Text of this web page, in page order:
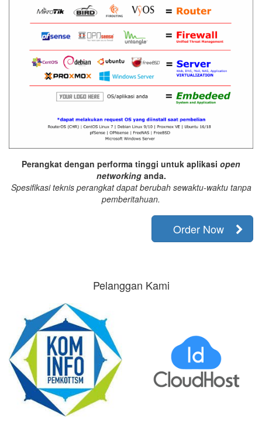
Perangkat dengan performa tinggi untuk aplikasi open
networkinganda.
Spesifikasi teknis perangkat dapat berubah sewaktu-waktu tanpa
pemberitahuan.
Order Now
Pelanggan Kami